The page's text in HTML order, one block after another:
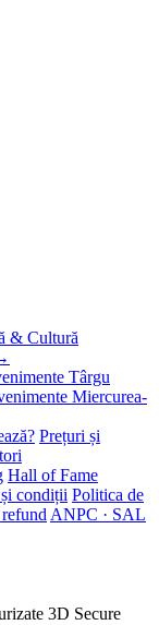
& Cultură
Târgu
Miercurea-
Prețuri și
Hall of Fame
condiții Politica de
ANPC · SAL
3D Secure